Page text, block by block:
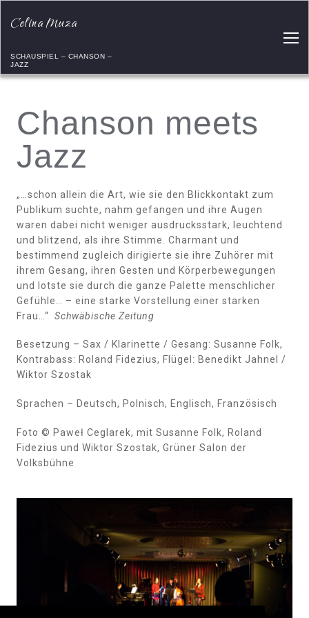
Celina Muza
SCHAUSPIEL – CHANSON –
JAZZ
Chanson meets
Jazz
„…schon allein die Art, wie sie den Blickkontakt zum
Publikum suchte, nahm gefangen und ihre Augen
waren dabei nicht weniger ausdrucksstark, leuchtend
und blitzend, als ihre Stimme. Charmant und
bestimmend zugleich dirigierte sie ihre Zuhörer mit
ihrem Gesang, ihren Gesten und Körperbewegungen
und lotste sie durch die ganze Palette menschlicher
Gefühle… – eine starke Vorstellung einer starken
Frau…“ Schwäbische Zeitung
Besetzung – Sax / Klarinette / Gesang: Susanne Folk,
Kontrabass: Roland Fidezius, Flügel: Benedikt Jahnel /
Wiktor Szostak
Sprachen – Deutsch, Polnisch, Englisch, Französisch
Foto © Paweł Ceglarek, mit Susanne Folk, Roland
Fidezius und Wiktor Szostak, Grüner Salon der
Volksbühne